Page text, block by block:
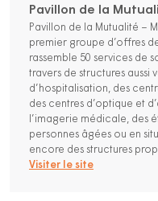
Pavillon de la
Pavillon de la Mutualité –
premier groupe d’offres
rassemble 50 services de
travers de structures aussi
d’hospitalisation, des
des centres d’optique et
l’imagerie médicale, des
personnes âgées ou en
encore des structures
Visiter le site